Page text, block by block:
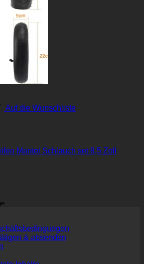
Auf die Wunschliste
Mantel Schlauch set 8,5 Zoll
& absenden